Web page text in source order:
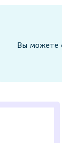
Вы можете